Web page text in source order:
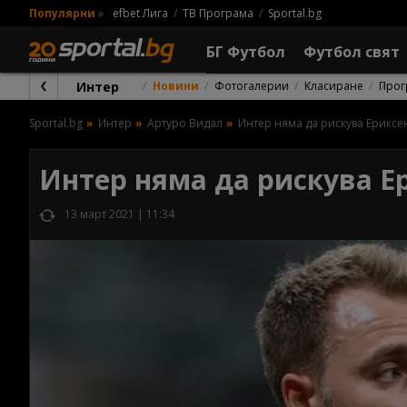
Популярни » efbet Лига ТВ Програма Sportal.bg
БГ Футбол Футбол свят
Интер Новини Фотогалерии Класиране
Sportal.bg Интер Артуро Видал Интер няма да рискува
Интер няма да рискува
13 март 2021 | 11:34